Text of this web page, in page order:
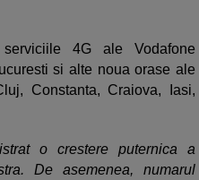
4G ale Vodafone
si alte noua orase ale
Constanta, Craiova, Iasi,
o crestere puternica a
De asemenea, numarul